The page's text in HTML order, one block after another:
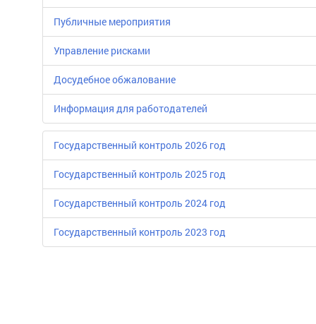
Публичные мероприятия
Управление рисками
Досудебное обжалование
Информация для работодателей
Государственный контроль 2026 год
Государственный контроль 2025 год
Государственный контроль 2024 год
Государственный контроль 2023 год